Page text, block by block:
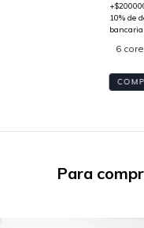
6
Para